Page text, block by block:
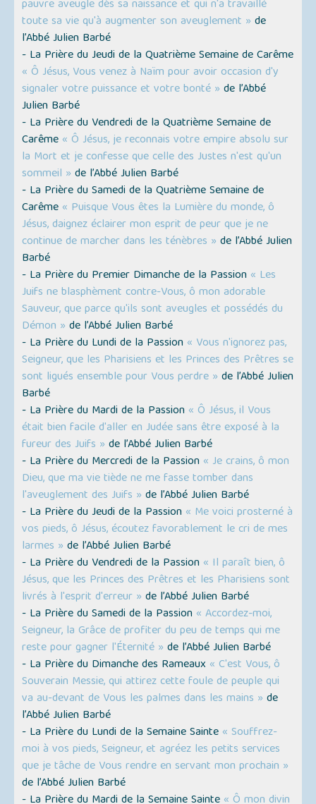
pauvre aveugle dès sa naissance et qui n'a travaillé
toute sa vie qu'à augmenter son aveuglement » de
l’Abbé Julien Barbé
- La Prière du Jeudi de la Quatrième Semaine de Carême
« Ô Jésus, Vous venez à Naïm pour avoir occasion d'y
signaler votre puissance et votre bonté » de l’Abbé
Julien Barbé
- La Prière du Vendredi de la Quatrième Semaine de
Carême « Ô Jésus, je reconnais votre empire absolu sur
la Mort et je confesse que celle des Justes n'est qu'un
sommeil » de l’Abbé Julien Barbé
- La Prière du Samedi de la Quatrième Semaine de
Carême « Puisque Vous êtes la Lumière du monde, ô
Jésus, daignez éclairer mon esprit de peur que je ne
continue de marcher dans les ténèbres » de l’Abbé Julien
Barbé
- La Prière du Premier Dimanche de la Passion « Les
Juifs ne blasphèment contre-Vous, ô mon adorable
Sauveur, que parce qu'ils sont aveugles et possédés du
Démon » de l’Abbé Julien Barbé
- La Prière du Lundi de la Passion « Vous n'ignorez pas,
Seigneur, que les Pharisiens et les Princes des Prêtres se
sont ligués ensemble pour Vous perdre » de l’Abbé Julien
Barbé
- La Prière du Mardi de la Passion « Ô Jésus, il Vous
était bien facile d'aller en Judée sans être exposé à la
fureur des Juifs » de l’Abbé Julien Barbé
- La Prière du Mercredi de la Passion « Je crains, ô mon
Dieu, que ma vie tiède ne me fasse tomber dans
l'aveuglement des Juifs » de l’Abbé Julien Barbé
- La Prière du Jeudi de la Passion « Me voici prosterné à
vos pieds, ô Jésus, écoutez favorablement le cri de mes
larmes » de l’Abbé Julien Barbé
- La Prière du Vendredi de la Passion « Il paraît bien, ô
Jésus, que les Princes des Prêtres et les Pharisiens sont
livrés à l'esprit d'erreur » de l’Abbé Julien Barbé
- La Prière du Samedi de la Passion « Accordez-moi,
Seigneur, la Grâce de profiter du peu de temps qui me
reste pour gagner l'Éternité » de l’Abbé Julien Barbé
- La Prière du Dimanche des Rameaux « C'est Vous, ô
Souverain Messie, qui attirez cette foule de peuple qui
va au-devant de Vous les palmes dans les mains » de
l’Abbé Julien Barbé
- La Prière du Lundi de la Semaine Sainte « Souffrez-
moi à vos pieds, Seigneur, et agréez les petits services
que je tâche de Vous rendre en servant mon prochain »
de l’Abbé Julien Barbé